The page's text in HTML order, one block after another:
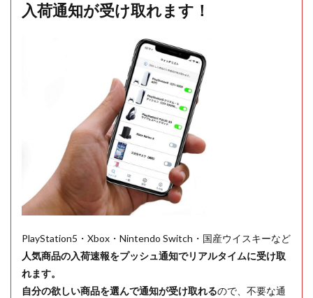
入荷通知が受け取れます！
PlayStation5・Xbox・Nintendo Switch・国産ウイスキーなど
人気商品の入荷速報をプッシュ通知でリアルタイムに受け取
れます。
自分の欲しい商品を選んで通知が受け取れるので、不要な通